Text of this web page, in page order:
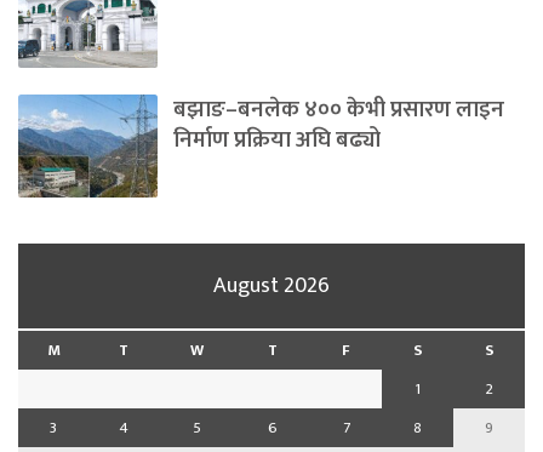
बझाङ–बनलेक ४०० केभी प्रसारण लाइन
निर्माण प्रक्रिया अघि बढ्यो
August 2026
M T W T F S
S
1
2
3
4 5 6 7 8
9